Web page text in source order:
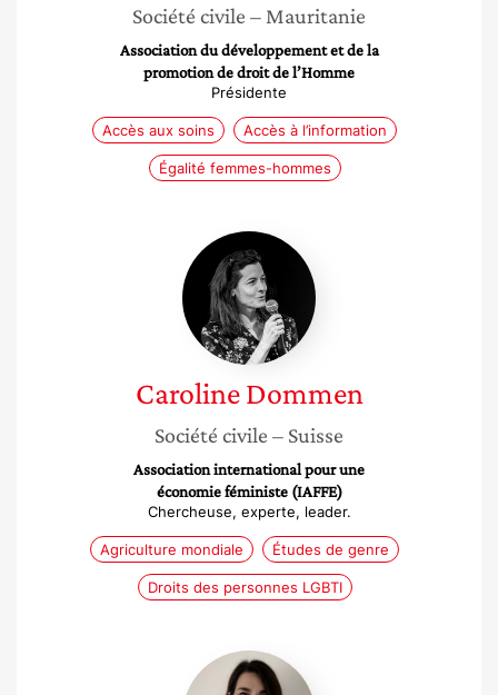
Société civile – Mauritanie
Association du développement et de la
promotion de droit de l’Homme
Présidente
Accès aux soins Accès à l’information
Égalité femmes-hommes
Caroline
Dommen
Caroline Dommen
Société civile – Suisse
Association international pour une
économie féministe (IAFFE)
Chercheuse, experte, leader.
Agriculture mondiale Études de genre
Droits des personnes LGBTI
Caroline
Allibert